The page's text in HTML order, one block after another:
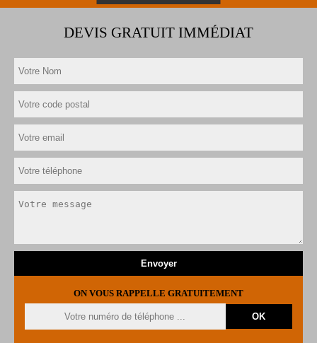
DEVIS GRATUIT IMMÉDIAT
ON VOUS RAPPELLE GRATUITEMENT